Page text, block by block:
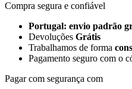
Compra segura e confiável
Portugal: envio padrão
Devoluções Grátis
Trabalhamos de forma
Pagamento seguro com o
Pagar com segurança com